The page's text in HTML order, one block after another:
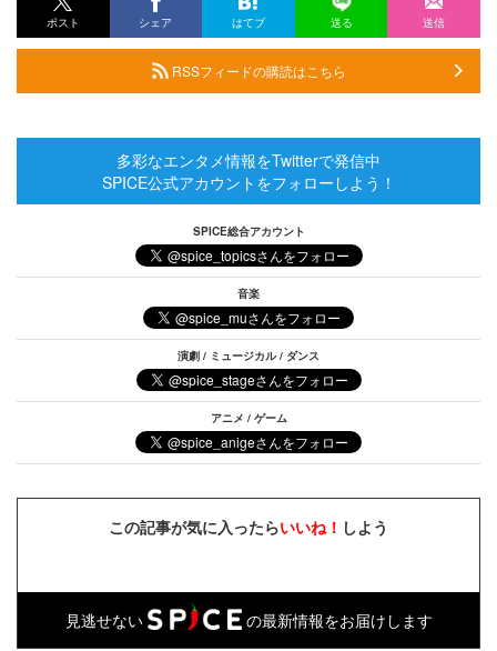
ポスト シェア はてブ 送る 送信
RSSフィードの購読はこちら
多彩なエンタメ情報をTwitterで発信中
SPICE公式アカウントをフォローしよう！
SPICE総合アカウント
音楽
演劇 / ミュージカル / ダンス
アニメ / ゲーム
この記事が気に入ったらいいね！ しよう
見逃せない の最新情報をお届けします